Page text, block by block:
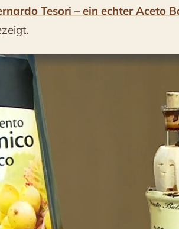
Tesori – ein echter Aceto